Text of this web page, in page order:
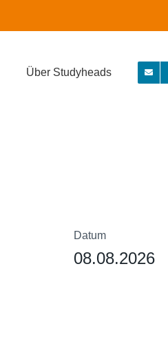
Über Studyheads
Datum
08.08.2026